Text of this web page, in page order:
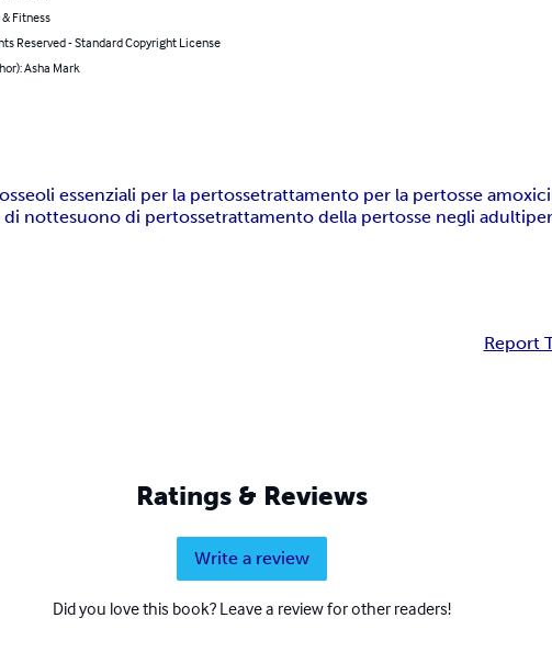
Fitness
Reserved - Standard Copyright License
Asha Mark
oli essenziali per la pertossetrattamento per la pertosse
di nottesuono di pertossetrattamento della pertosse negli adulti
Report
Ratings & Reviews
Write a review
Did you love this book? Leave a review for other readers!